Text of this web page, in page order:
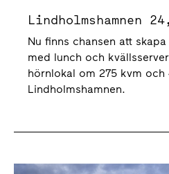
Nu finns chansen att
med lunch och
hörnlokal om 275 kvm
Lindholmshamnen.
Lindholmspiren 11